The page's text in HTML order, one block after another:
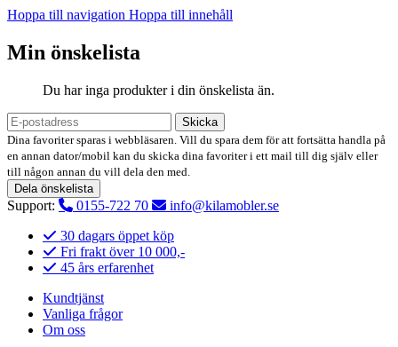
Hoppa till navigation Hoppa till innehåll
Min önskelista
Du har inga produkter i din önskelista än.
Skicka
Dina favoriter sparas i webbläsaren. Vill du spara dem för att fortsätta handla på
en annan dator/mobil kan du skicka dina favoriter i ett mail till dig själv eller
till någon annan du vill dela den med.
Dela önskelista
Support: 0155-722 70
info@kilamobler.se
30 dagars öppet köp
Fri frakt över 10 000,-
45 års erfarenhet
Kundtjänst
Vanliga frågor
Om oss